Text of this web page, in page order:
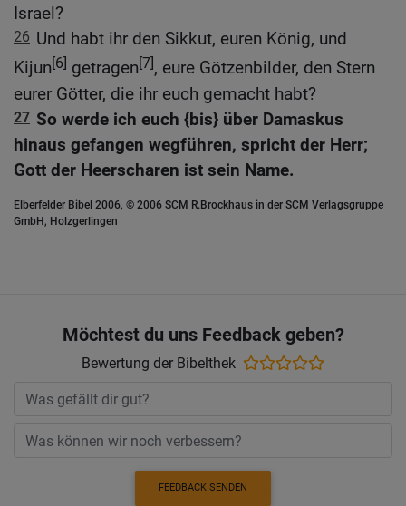
Israel?
26 Und habt ihr den Sikkut, euren König, und
Kijun[6] getragen[7], eure Götzenbilder, den Stern
eurer Götter, die ihr euch gemacht habt?
27 So werde ich euch {bis} über Damaskus
hinaus gefangen wegführen, spricht der Herr;
Gott der Heerscharen ist sein Name.
Elberfelder Bibel 2006, © 2006 SCM R.Brockhaus in der SCM Verlagsgruppe
GmbH, Holzgerlingen
Möchtest du uns Feedback geben?
Bewertung der Bibelthek
FEEDBACK SENDEN